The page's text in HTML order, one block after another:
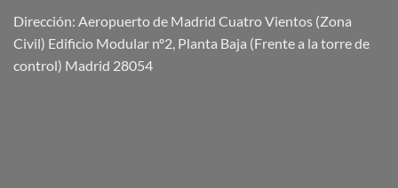
Dirección: Aeropuerto de Madrid Cuatro Vientos (Zona
Civil) Edificio Modular nº2, Planta Baja (Frente a la torre de
control) Madrid 28054